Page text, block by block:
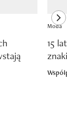
Moda
15